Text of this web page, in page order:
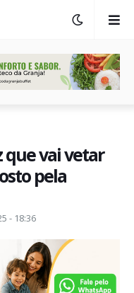
vai vetar
pela
- 18:36